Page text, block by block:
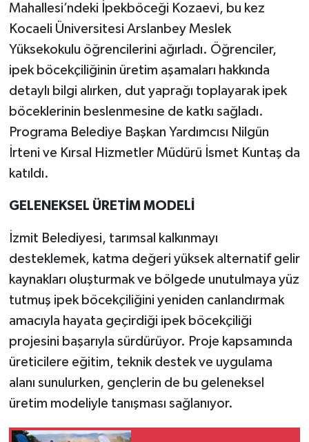
Mahallesi’ndeki İpekböceği Kozaevi, bu kez
Kocaeli Üniversitesi Arslanbey Meslek
Yüksekokulu öğrencilerini ağırladı. Öğrenciler,
ipek böcekçiliğinin üretim aşamaları hakkında
detaylı bilgi alırken, dut yaprağı toplayarak ipek
böceklerinin beslenmesine de katkı sağladı.
Programa Belediye Başkan Yardımcısı Nilgün
İrteni ve Kırsal Hizmetler Müdürü İsmet Kuntaş da
katıldı.
GELENEKSEL ÜRETİM MODELİ
İzmit Belediyesi, tarımsal kalkınmayı
desteklemek, katma değeri yüksek alternatif gelir
kaynakları oluşturmak ve bölgede unutulmaya yüz
tutmuş ipek böcekçiliğini yeniden canlandırmak
amacıyla hayata geçirdiği ipek böcekçiliği
projesini başarıyla sürdürüyor. Proje kapsamında
üreticilere eğitim, teknik destek ve uygulama
alanı sunulurken, gençlerin de bu geleneksel
üretim modeliyle tanışması sağlanıyor.